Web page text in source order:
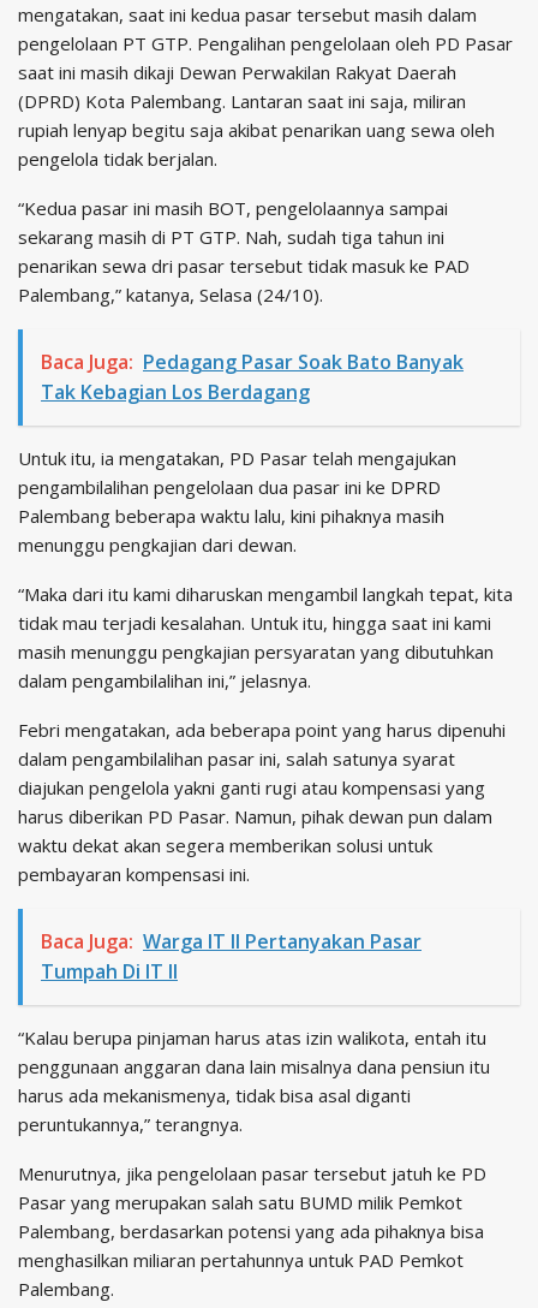
mengatakan, saat ini kedua pasar tersebut masih dalam
pengelolaan PT GTP. Pengalihan pengelolaan oleh PD Pasar
saat ini masih dikaji Dewan Perwakilan Rakyat Daerah
(DPRD) Kota Palembang. Lantaran saat ini saja, miliran
rupiah lenyap begitu saja akibat penarikan uang sewa oleh
pengelola tidak berjalan.
“Kedua pasar ini masih BOT, pengelolaannya sampai
sekarang masih di PT GTP. Nah, sudah tiga tahun ini
penarikan sewa dri pasar tersebut tidak masuk ke PAD
Palembang,” katanya, Selasa (24/10).
Baca Juga: Pedagang Pasar Soak Bato Banyak
Tak Kebagian Los Berdagang
Untuk itu, ia mengatakan, PD Pasar telah mengajukan
pengambilalihan pengelolaan dua pasar ini ke DPRD
Palembang beberapa waktu lalu, kini pihaknya masih
menunggu pengkajian dari dewan.
“Maka dari itu kami diharuskan mengambil langkah tepat, kita
tidak mau terjadi kesalahan. Untuk itu, hingga saat ini kami
masih menunggu pengkajian persyaratan yang dibutuhkan
dalam pengambilalihan ini,” jelasnya.
Febri mengatakan, ada beberapa point yang harus dipenuhi
dalam pengambilalihan pasar ini, salah satunya syarat
diajukan pengelola yakni ganti rugi atau kompensasi yang
harus diberikan PD Pasar. Namun, pihak dewan pun dalam
waktu dekat akan segera memberikan solusi untuk
pembayaran kompensasi ini.
Baca Juga: Warga IT II Pertanyakan Pasar
Tumpah Di IT II
“Kalau berupa pinjaman harus atas izin walikota, entah itu
penggunaan anggaran dana lain misalnya dana pensiun itu
harus ada mekanismenya, tidak bisa asal diganti
peruntukannya,” terangnya.
Menurutnya, jika pengelolaan pasar tersebut jatuh ke PD
Pasar yang merupakan salah satu BUMD milik Pemkot
Palembang, berdasarkan potensi yang ada pihaknya bisa
menghasilkan miliaran pertahunnya untuk PAD Pemkot
Palembang.